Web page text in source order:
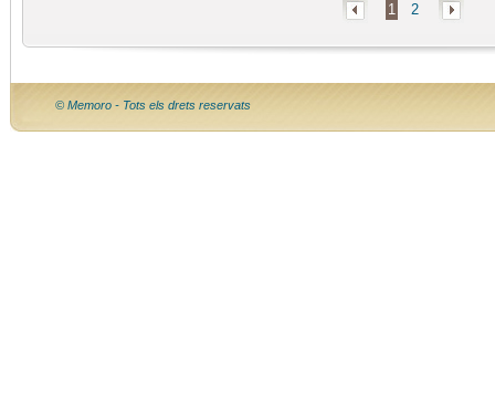
1 2
© Memoro - Tots els drets reservats